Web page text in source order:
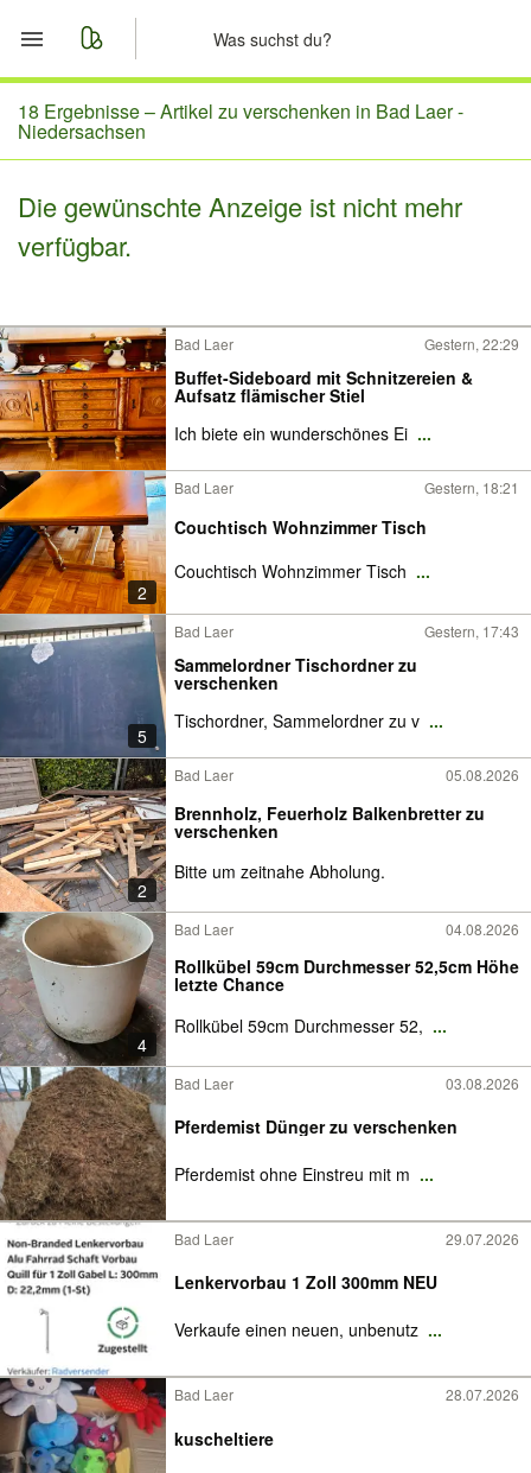
Start
Merkliste
Nachrichten
18 Ergebnisse –Artikel zu verschenken in Bad Laer -
Niedersachsen
Die gewünschte Anzeige ist nicht mehr
verfügbar.
Bad Laer Gestern, 22:29
Buffet-Sideboard mit Schnitzereien &
Aufsatz flämischer Stiel
Ich biete ein wunderschönes Ei ...
2
Bad Laer Gestern, 18:21
Couchtisch Wohnzimmer Tisch
Couchtisch Wohnzimmer Tisch ...
5
Bad Laer Gestern, 17:43
Sammelordner Tischordner zu
verschenken
Tischordner, Sammelordner zu v ...
2
Bad Laer 05.08.2026
Brennholz, Feuerholz Balkenbretter zu
verschenken
Bitte um zeitnahe Abholung.
4
Bad Laer 04.08.2026
Rollkübel 59cm Durchmesser 52,5cm Höhe
letzte Chance
Rollkübel 59cm Durchmesser 52, ...
Bad Laer 03.08.2026
Pferdemist Dünger zu verschenken
Pferdemist ohne Einstreu mit m ...
Bad Laer 29.07.2026
Lenkervorbau 1 Zoll 300mm NEU
Verkaufe einen neuen, unbenutz ...
Bad Laer 28.07.2026
kuscheltiere